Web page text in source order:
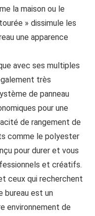
la maison ou le
» dissimule les
une apparence
avec ses multiples
très
de panneau
pour une
de rangement de
comme le polyester
pour durer et vous
et créatifs.
ceux qui recherchent
bureau est un
environnement de